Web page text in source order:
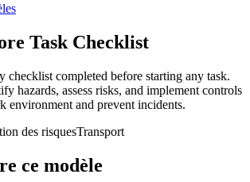
Task Checklist
checklist completed before starting any task.
hazards, assess risks, and implement controls
environment and prevent incidents.
des risquesTransport
ce modèle